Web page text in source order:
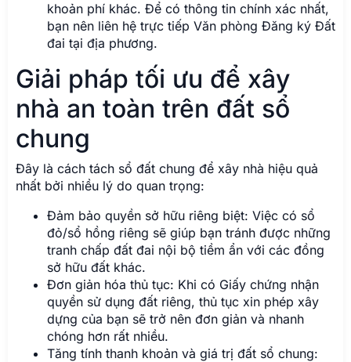
khoản phí khác. Để có thông tin chính xác nhất,
bạn nên liên hệ trực tiếp Văn phòng Đăng ký Đất
đai tại địa phương.
Giải pháp tối ưu để xây
nhà an toàn trên đất sổ
chung
Đây là cách tách sổ đất chung để xây nhà hiệu quả
nhất bởi nhiều lý do quan trọng:
Đảm bảo quyền sở hữu riêng biệt: Việc có sổ
đỏ/sổ hồng riêng sẽ giúp bạn tránh được những
tranh chấp đất đai nội bộ tiềm ẩn với các đồng
sở hữu đất khác.
Đơn giản hóa thủ tục: Khi có Giấy chứng nhận
quyền sử dụng đất riêng, thủ tục xin phép xây
dựng của bạn sẽ trở nên đơn giản và nhanh
chóng hơn rất nhiều.
Tăng tính thanh khoản và giá trị đất sổ chung: